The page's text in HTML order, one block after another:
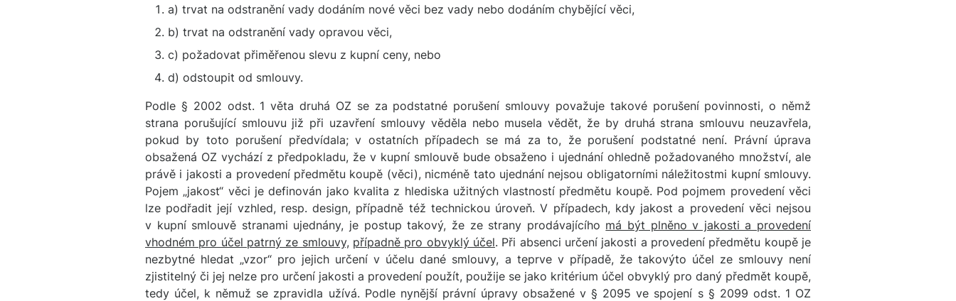
a) trvat na odstranění vady dodáním nové věci bez vady nebo dodáním chybějící věci,
b) trvat na odstranění vady opravou věci,
c) požadovat přiměřenou slevu z kupní ceny, nebo
d) odstoupit od smlouvy.
Podle § 2002 odst. 1 věta druhá OZ se za podstatné porušení smlouvy považuje takové porušení povinnosti, o němž
strana porušující smlouvu již při uzavření smlouvy věděla nebo musela vědět, že by druhá strana smlouvu neuzavřela,
pokud by toto porušení předvídala; v ostatních případech se má za to, že porušení podstatné není. Právní úprava
obsažená OZ vychází z předpokladu, že v kupní smlouvě bude obsaženo i ujednání ohledně požadovaného množství, ale
právě i jakosti a provedení předmětu koupě (věci), nicméně tato ujednání nejsou obligatorními náležitostmi kupní smlouvy.
Pojem „jakost“ věci je definován jako kvalita z hlediska užitných vlastností předmětu koupě. Pod pojmem provedení věci
lze podřadit její vzhled, resp. design, případně též technickou úroveň. V případech, kdy jakost a provedení věci nejsou
v kupní smlouvě stranami ujednány, je postup takový, že ze strany prodávajícího má být plněno v jakosti a provedení
vhodném pro účel patrný ze smlouvy, případně pro obvyklý účel. Při absenci určení jakosti a provedení předmětu koupě je
nezbytné hledat „vzor“ pro jejich určení v účelu dané smlouvy, a teprve v případě, že takovýto účel ze smlouvy není
zjistitelný či jej nelze pro určení jakosti a provedení použít, použije se jako kritérium účel obvyklý pro daný předmět koupě,
tedy účel, k němuž se zpravidla užívá. Podle nynější právní úpravy obsažené v § 2095 ve spojení s § 2099 odst. 1 OZ